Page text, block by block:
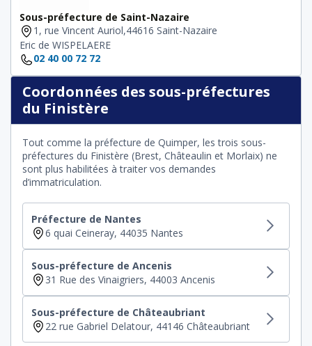
Sous-préfecture de Saint-Nazaire
1, rue Vincent Auriol,44616 Saint-Nazaire
Eric de WISPELAERE
02 40 00 72 72
Coordonnées des sous-préfectures
du Finistère
Tout comme la préfecture de Quimper, les trois sous-
préfectures du Finistère (Brest, Châteaulin et Morlaix) ne
sont plus habilitées à traiter vos demandes
d’immatriculation.
Préfecture de Nantes
6 quai Ceineray, 44035 Nantes
Sous-préfecture de Ancenis
31 Rue des Vinaigriers, 44003 Ancenis
Sous-préfecture de Châteaubriant
22 rue Gabriel Delatour, 44146 Châteaubriant